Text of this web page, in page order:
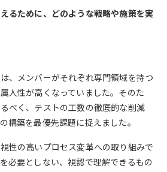
るために、どのような戦略や施策を実
、メンバーがそれぞれ専門領域を持つ
人性が高くなっていました。そのた
べく、テストの工数の徹底的な削減
構築を最優先課題に捉えました。
性の高いプロセス変革への取り組みで
必要としない、視認で理解できるもの